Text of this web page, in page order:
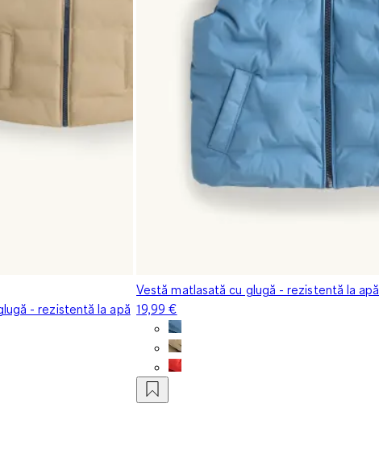
- rezistentă la apă
Vestă matlasată cu glugă - rezistentă la apă
19,99 €